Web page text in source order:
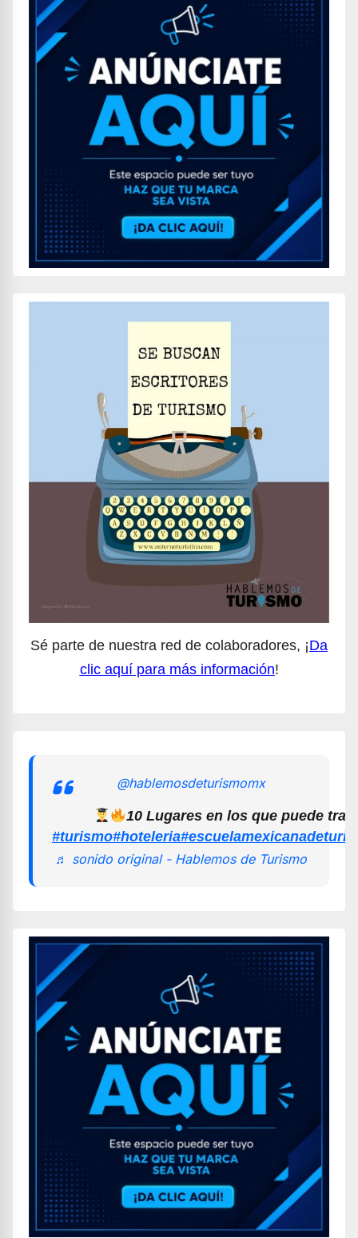
Sé parte de nuestra red de colaboradores, ¡Da
clic aquí para más información!
@hablemosdeturismomx
10 Lugares en los que puede
#turismo#hoteleria
♬ sonido original - Hablemos de Turismo